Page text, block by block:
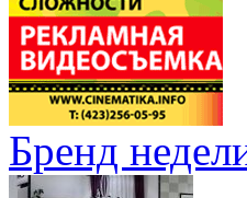
Бренд